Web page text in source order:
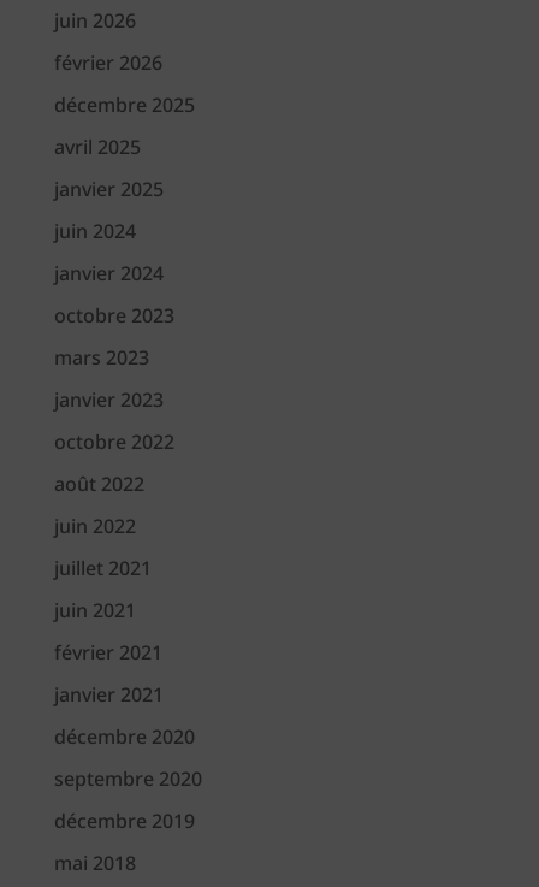
juin 2026
février 2026
décembre 2025
avril 2025
janvier 2025
juin 2024
janvier 2024
octobre 2023
mars 2023
janvier 2023
octobre 2022
août 2022
juin 2022
juillet 2021
juin 2021
février 2021
janvier 2021
décembre 2020
septembre 2020
décembre 2019
mai 2018